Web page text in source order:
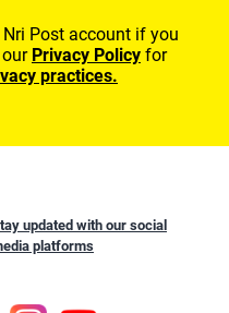
Post account if you
our Privacy Policy for
practices.
updated with our social
platforms